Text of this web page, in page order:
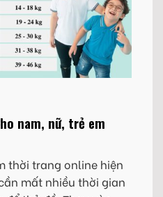
nam, nữ, trẻ em
thời trang online hiện
mất nhiều thời gian